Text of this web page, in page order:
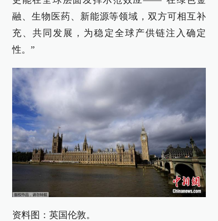
融、生物医药、新能源等领域，双方可相互补
充、共同发展，为稳定全球产供链注入确定
性。”
资料图：英国伦敦。